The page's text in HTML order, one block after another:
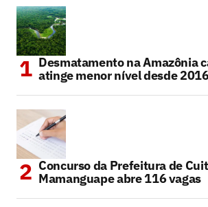
Desmatamento na Amazônia
atinge menor nível desde
Concurso da Prefeitura de
Mamanguape abre 116 vagas